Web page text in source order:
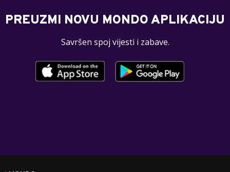
PREUZMI NOVU MONDO APLIKACIJU
Savršen spoj vijesti i zabave.